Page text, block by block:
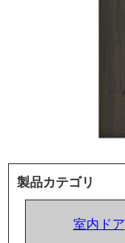
製品カテゴリ
室内ドア